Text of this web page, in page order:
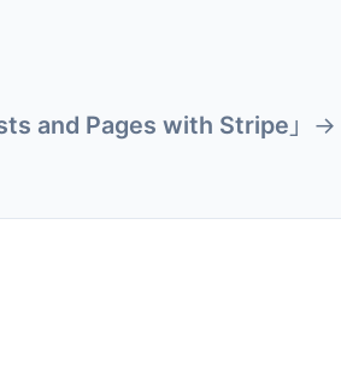
and Pages with Stripe 」→